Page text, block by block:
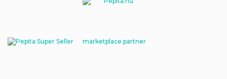
marketplace partner